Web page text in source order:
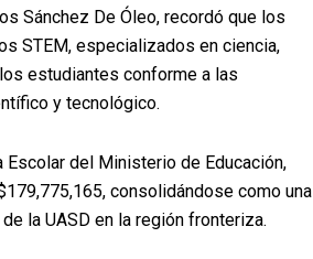
Sánchez De Óleo, recordó que los
STEM, especializados en ciencia,
estudiantes conforme a las
y tecnológico.
del Ministerio de Educación,
consolidándose como una
la UASD en la región fronteriza.